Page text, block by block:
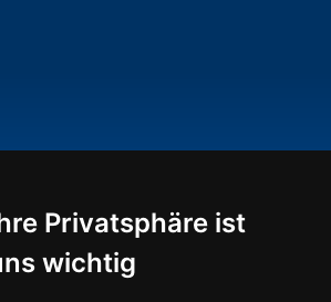
Privatsphäre ist
wichtig
ruhr
metropole-ruhr.de